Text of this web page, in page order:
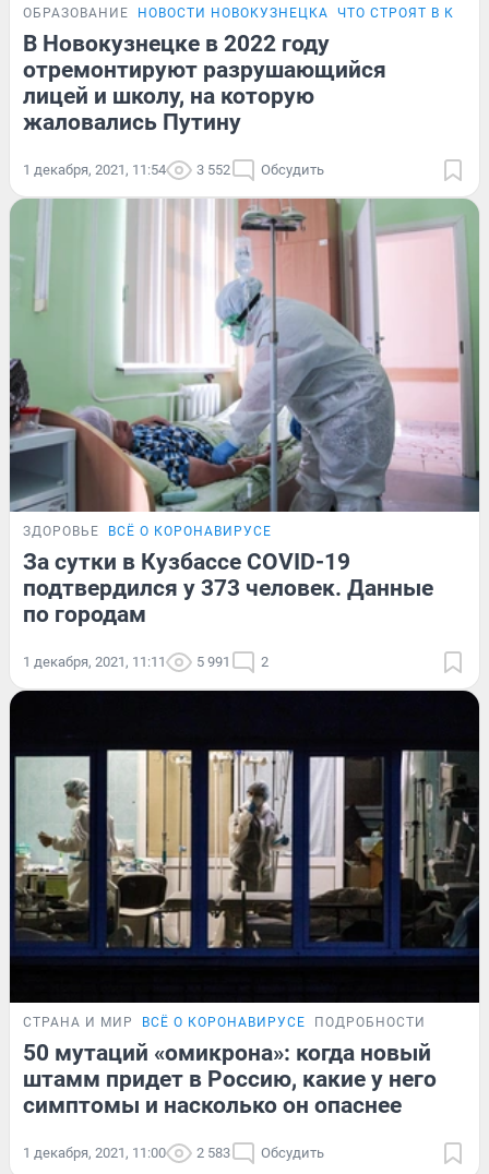
ОБРАЗОВАНИЕ НОВОСТИ НОВОКУЗНЕЦКА ЧТО СТРОЯТ В
В Новокузнецке в 2022 году
отремонтируют разрушающийся
лицей и школу, на которую
жаловались Путину
1 декабря, 2021, 11:54 3 552 Обсудить
ЗДОРОВЬЕ ВСЁ О КОРОНАВИРУСЕ
За сутки в Кузбассе COVID-19
подтвердился у 373 человек. Данные
по городам
1 декабря, 2021, 11:11 5 991 2
СТРАНА И МИР ВСЁ О КОРОНАВИРУСЕ ПОДРОБНОСТИ
50 мутаций «омикрона»: когда новый
штамм придет в Россию, какие у него
симптомы и насколько он опаснее
1 декабря, 2021, 11:00 2 583 Обсудить